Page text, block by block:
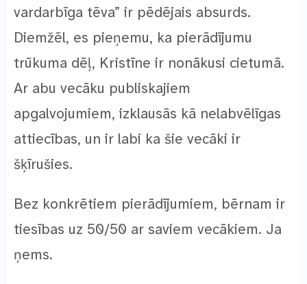
vardarbīga tēva” ir pēdējais absurds.
Diemžēl, es pieņemu, ka pierādījumu
trūkuma dēļ, Kristīne ir nonākusi cietumā.
Ar abu vecāku publiskajiem
apgalvojumiem, izklausās kā nelabvēlīgas
attiecības, un ir labi ka šie vecāki ir
šķīrušies.
Bez konkrētiem pierādījumiem, bērnam ir
tiesības uz 50/50 ar saviem vecākiem. Ja
ņems.